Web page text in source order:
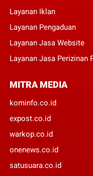
Layanan Iklan
Layanan Pengaduan
Layanan Jasa Website
Layanan Jasa Perizinan
MITRA MEDIA
kominfo.co.id
expost.co.id
warkop.co.id
onenews.co.id
satusuara.co.id